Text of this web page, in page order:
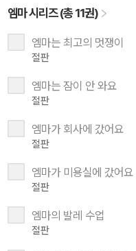
엠마 시리즈 (총 11권)
엠마는 최고의 멋쟁이
절판
엠마는 잠이 안 와요
절판
엠마가 회사에 갔어요
절판
엠마가 미용실에 갔어요
절판
엠마의 발레 수업
절판